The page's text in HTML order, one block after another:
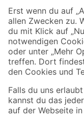
Sicher einkaufen
Jetzt die toom-App
Alle Preisangaben in EUR inkl.
Umständen nicht in allen